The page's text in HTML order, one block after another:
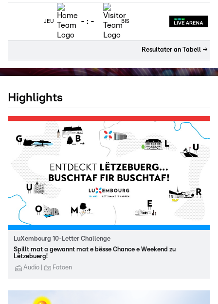
JEU - : - BIS
Resultater an Tabell →
Highlights
LuXembourg 10-Letter Challenge
Spillt mat a gewannt mat e bësse Chance e Weekend zu
Lëtzebuerg!
Audio
Fotoen